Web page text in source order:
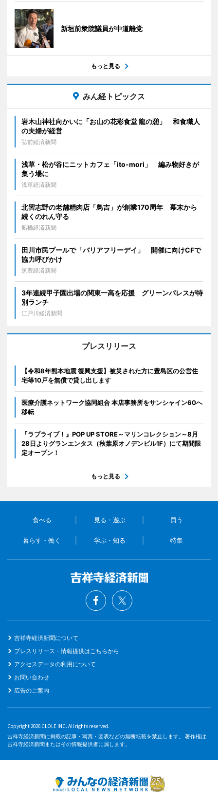
新垣前衆院議員が中道離党
もっと見る
みん経トピックス
岩木山神社向かいに「お山の花彩食堂 龍の憩」 和食職人
の夫婦が経営
弘前経済新聞
浅草・松が谷にニットカフェ「ito-mori」 編み物好きが
集う場に
浅草経済新聞
北習志野の老舗精肉店「鳥吉」が創業170周年 幕末から
続くのれん守る
船橋経済新聞
田川市民プールで「バリアフリーデイ」 開催に向けCFで
協力呼びかけ
筑豊経済新聞
3年連続甲子園出場の関東一高を応援 グリーンパレスが特
別ランチ
江戸川経済新聞
プレスリリース
【令和8年熊本地震 復興支援】被災された方に豊島区の公営住
宅等10戸を無償で貸し出します
医療介護ネットワーク協同組合 本店事務所をサンシャイン60へ
移転
『ラブライブ！』POP UP STORE～マリンコレクション～8月
28日よりグランエンタス（秋葉原オノデンビル1F）にて期間限
定オープン！
もっと見る
食べる 見る・遊ぶ 買う
暮らす・働く 学ぶ・知る 特集
吉祥寺経済新聞について
プレスリリース・情報提供はこちらから
アクセスデータの利用について
お問い合わせ
広告のご案内
Copyright 2026 CLOLE INC. All rights reserved.
吉祥寺経済新聞に掲載の記事・写真・図表などの無断転載を禁止します。 著作権は
吉祥寺経済新聞またはその情報提供者に属します。